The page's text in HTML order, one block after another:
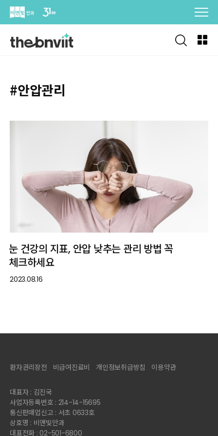
Skip
#안압관리
눈 건강의 지표, 안압 낮추는 관리 방법 꼭
체크하세요
2023.08.16
환자권리장전 비급여진료비 개인정보취급방침 이용약관
대표자 : 김진국
사업자등록번호 : 214-14-15695
통신판매업신고 : 서초 0633호
상호명 : 비앤빛안과
대표전화 : 02-501-6800